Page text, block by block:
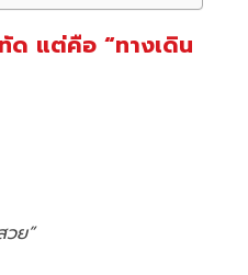
ด แต่คือ “ทางเดิน
วย”